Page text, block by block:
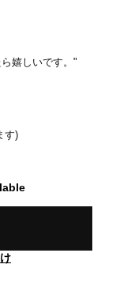
嬉しいです。"
す)